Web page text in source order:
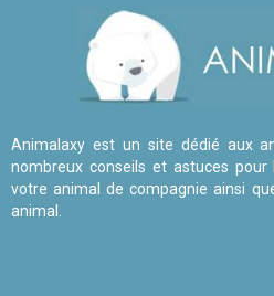
Animalaxy est un site dédié aux
nombreux conseils et astuces
votre animal de compagnie ainsi
animal.